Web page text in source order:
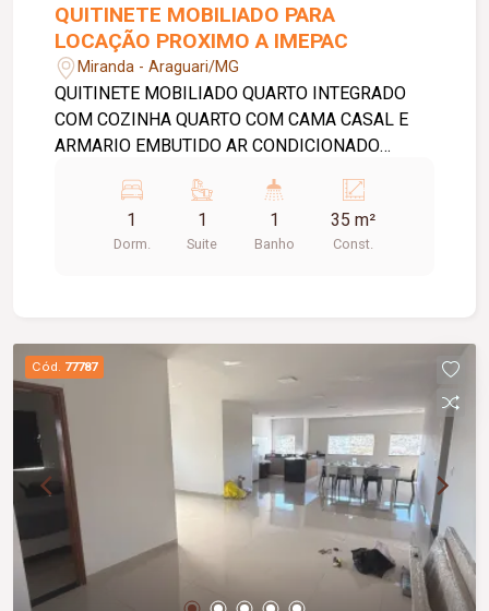
QUITINETE MOBILIADO PARA
LOCAÇÃO PROXIMO A IMEPAC
Miranda - Araguari/MG
QUITINETE MOBILIADO QUARTO INTEGRADO
COM COZINHA QUARTO COM CAMA CASAL E
ARMARIO EMBUTIDO AR CONDICIONADO
ARMARIOS, GELADEIRA E FOGAO. AREA DE
LAVANDERIA COMUNITARIA GARAGEM
OPCIONAL.
1
Dorm.
1
Suite
1
Banho
35 m²
Const.
Cód. 77787